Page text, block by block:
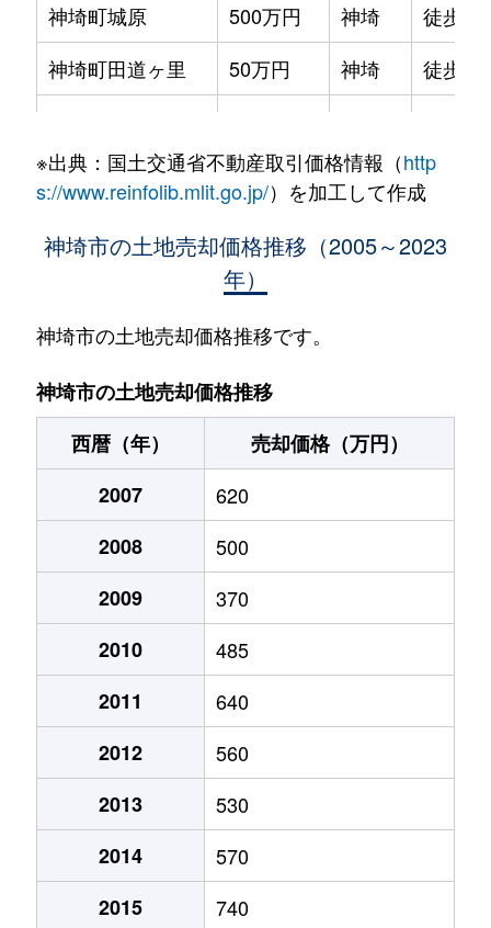
神埼町城原
500万円 神埼
徒歩26
神埼町田道ヶ里
50万円 神埼
徒歩28
神埼町西小津ヶ里
810万円 神埼
徒歩24
1,600万円
千代田町餘江
1,500万円
千代田町餘江
190万円
千代田町境原
1,800万円 神埼
※出典：国土交通省不動産取引価格情報（http
s://www.reinfolib.mlit.go.jp/）を加工して作成
神埼市の土地売却価格推移（2005～2023
年）
神埼市の土地売却価格推移です。
神埼市の土地売却価格推移
西暦（年）
売却価格（万円）
2007
620
2008
500
2009
370
2010
485
2011
640
2012
560
2013
530
2014
570
2015
740